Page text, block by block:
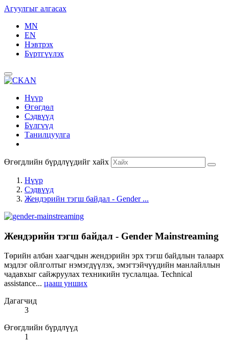
Агуулгыг алгасах
MN
EN
Нэвтрэх
Бүртгүүлэх
Нүүр
Өгөгдөл
Сэдвүүд
Бүлгүүд
Танилцуулга
Өгөгдлийн бүрдлүүдийг хайх
Нүүр
Сэдвүүд
Жендэрийн тэгш байдал - Gender ...
Жендэрийн тэгш байдал - Gender Mainstreaming
Төрийн албан хаагчдын жендэрийн эрх тэгш байдлын талаарх
мэдлэг ойлголтыг нэмэгдүүлэх, эмэгтэйчүүдийн манлайллын
чадавхыг сайжруулах техникийн туслалцаа. Technical
assistance... цааш унших
Дагагчид
3
Өгөгдлийн бүрдлүүд
1